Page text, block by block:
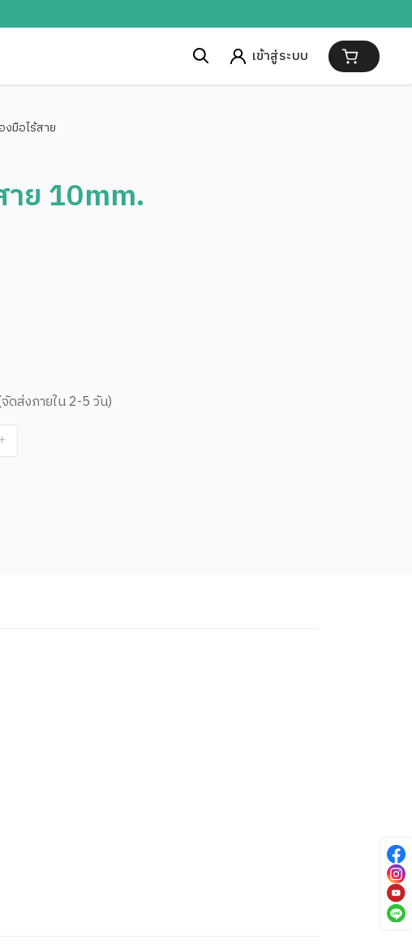
เข้าสู่ระบบ
งมือไร้สาย
าย 10mm.
ดส่งภายใน 2-5 วัน)
+